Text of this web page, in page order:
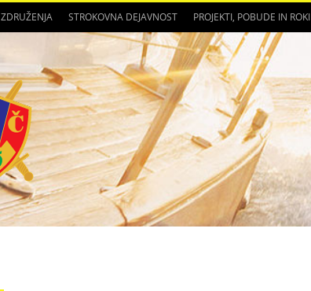
ZDRUŽENJA STROKOVNA DEJAVNOST PROJEKTI, POBUDE IN ROKI